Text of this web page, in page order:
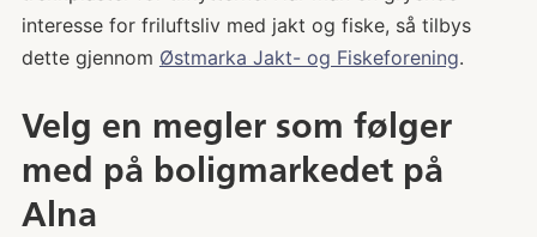
interesse for friluftsliv med jakt og fiske, så tilbys
dette gjennom Østmarka Jakt- og Fiskeforening.
Velg en megler som følger
med på boligmarkedet på
Alna